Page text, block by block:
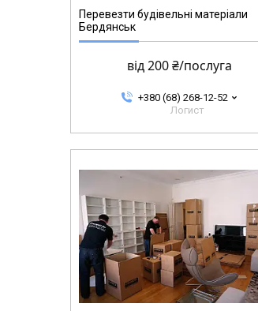
Перевезти будівельні матеріали
Бердянськ
від 200 ₴/послуга
+380 (68) 268-12-52
Логист